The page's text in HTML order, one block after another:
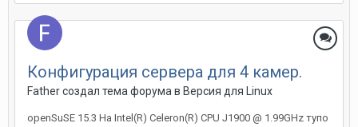
Конфигурация сервера для 4 камер.
Father создал тема форума в Версия для Linux
openSuSE 15.3 На Intel(R) Celeron(R) CPU J1900 @ 1.99GHz тупо